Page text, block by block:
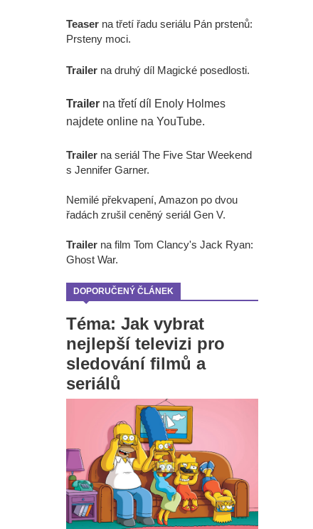
Teaser na třetí řadu seriálu Pán prstenů:
Prsteny moci.
Trailer na druhý díl Magické posedlosti.
Trailer na třetí díl Enoly Holmes
najdete online na YouTube.
Trailer na seriál The Five Star Weekend
s Jennifer Garner.
Nemilé překvapení, Amazon po dvou
řadách zrušil ceněný seriál Gen V.
Trailer na film Tom Clancy's Jack Ryan:
Ghost War.
DOPORUČENÝ ČLÁNEK
Téma: Jak vybrat
nejlepší televizi pro
sledování filmů a
seriálů